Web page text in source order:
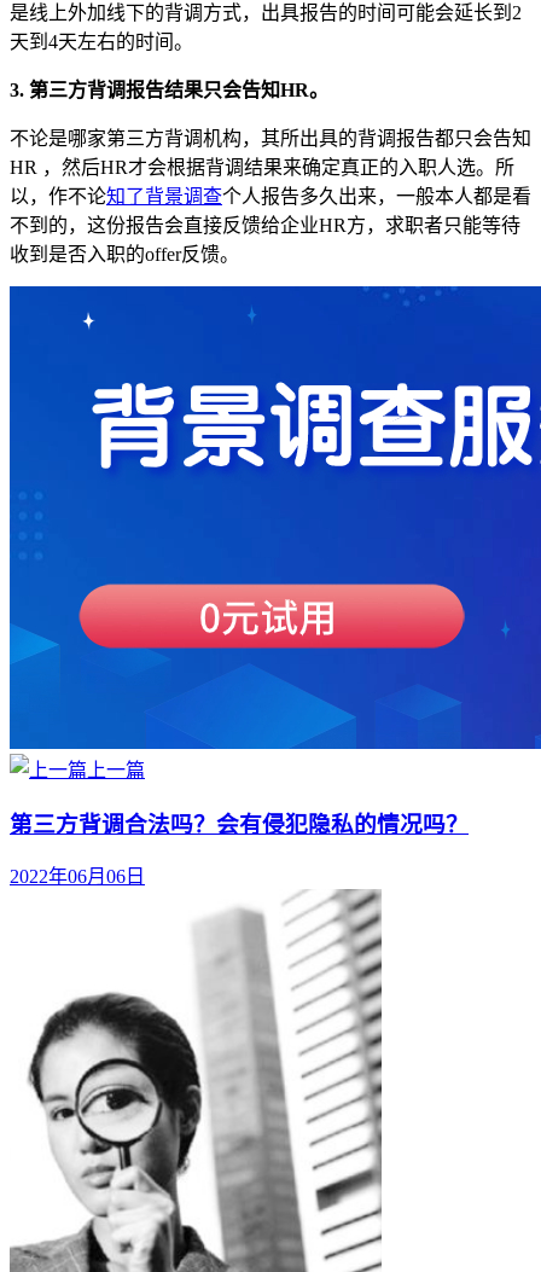
是线上外加线下的背调方式，出具报告的时间可能会延长到2
天到4天左右的时间。
3. 第三方背调报告结果只会告知HR。
不论是哪家第三方背调机构，其所出具的背调报告都只会告知
HR ，然后HR才会根据背调结果来确定真正的入职人选。所
以，作不论知了背景调查个人报告多久出来，一般本人都是看
不到的，这份报告会直接反馈给企业HR方，求职者只能等待
收到是否入职的offer反馈。
上一篇
第三方背调合法吗？会有侵犯隐私的情况吗？
2022年06月06日